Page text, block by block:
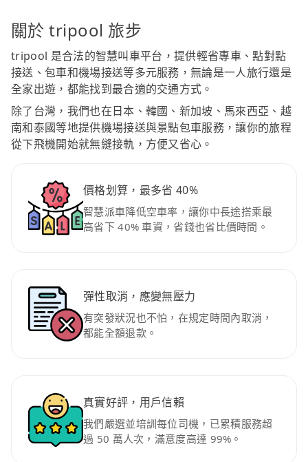
關於 tripool 旅步
tripool 是合法的智慧叫車平台，提供輕省專車、點對點
接送、包車和機場接送等多元服務，無論是一人旅行還是
全家出遊，都能找到最合適的交通方式。
除了台灣，我們也在日本、韓國、新加坡、馬來西亞、越
南和泰國等地提供機場接送與景點包車服務，讓你的旅程
從下飛機開始就無縫接軌，方便又省心。
價格划算，最多省 40%
智慧派車降低空車率，讓你中長途搭乘最
高省下 40% 車資，省錢也省比價時間。
彈性取消，應變無壓力
有突發狀況也不怕，在規定時間內取消，
都能全額退款。
真實好評，用戶信賴
我們嚴選並培訓每位司機，已累積服務超
過 50 萬人次，滿意度高達 99%。